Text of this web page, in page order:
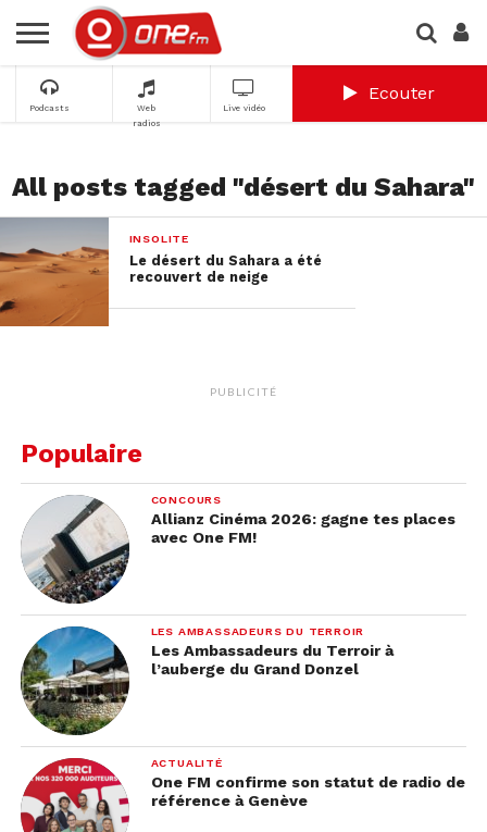
Podcasts
Web
radios
Live vidéo
Ecouter
All posts tagged "désert du Sahara"
INSOLITE
Le désert du Sahara a été
recouvert de neige
PUBLICITÉ
Populaire
CONCOURS
Allianz Cinéma 2026: gagne tes places
avec One FM!
LES AMBASSADEURS DU TERROIR
Les Ambassadeurs du Terroir à
l’auberge du Grand Donzel
ACTUALITÉ
One FM confirme son statut de radio de
référence à Genève